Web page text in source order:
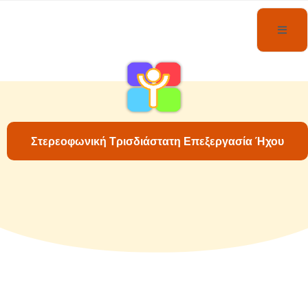
Στερεοφωνική Τρισδιάστατη Επεξεργασία Ήχου